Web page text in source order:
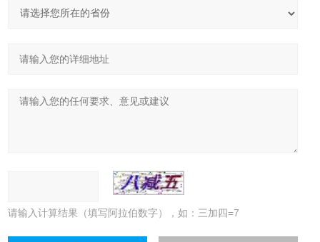
请输入计算结果（填写阿拉伯数字），如：三加四=7